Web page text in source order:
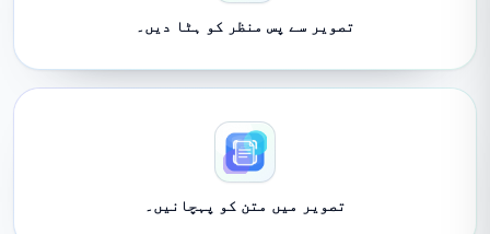
تصویر سے پس منظر کو ہٹا دیں۔
تصویر میں متن کو پہچانیں۔